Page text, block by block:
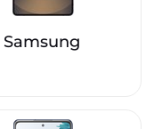
Samsung